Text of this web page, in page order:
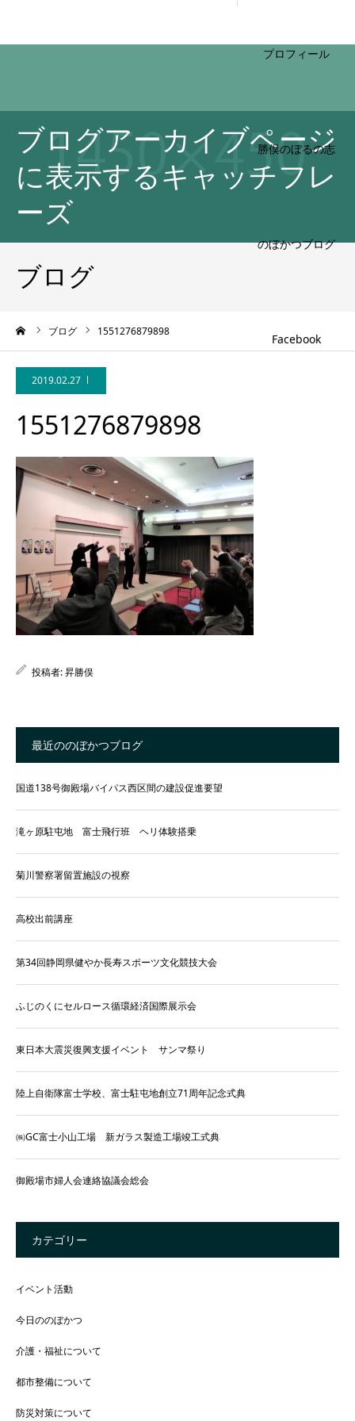
HOME
プロフィール
ブログアーカイブページ
に表示するキャッチフレ
ーズ
ブログ
ブログ 1551276879898
2019.02.27
1551276879898
投稿者:昇勝俣
最近ののぼかつブログ
国道138号御殿場バイパス西区間の建設促進要望
滝ヶ原駐屯地 富士飛行班 ヘリ体験搭乗
菊川警察署留置施設の視察
高校出前講座
第34回静岡県健やか長寿スポーツ文化競技大会
ふじのくにセルロース循環経済国際展示会
東日本大震災復興支援イベント サンマ祭り
陸上自衛隊富士学校、富士駐屯地創立71周年記念式典
㈱GC富士小山工場 新ガラス製造工場竣工式典
御殿場市婦人会連絡協議会総会
カテゴリー
イベント活動
今日ののぼかつ
介護・福祉について
都市整備について
防災対策について